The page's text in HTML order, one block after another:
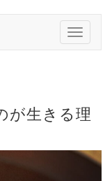
Toggle
が生きる理